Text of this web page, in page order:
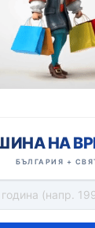
НА
БЪЛГАРИЯ +